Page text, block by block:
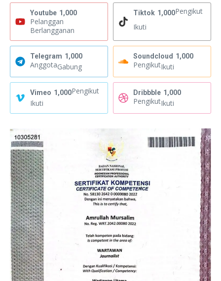
Youtube 1,000
Pelanggan
Berlangganan
Tiktok 1,000Pengikut
Ikuti
Telegram 1,000
AnggotaGabung
Soundcloud 1,000
PengikutIkuti
Vimeo 1,000Pengikut
Ikuti
Dribbble 1,000
PengikutIkuti